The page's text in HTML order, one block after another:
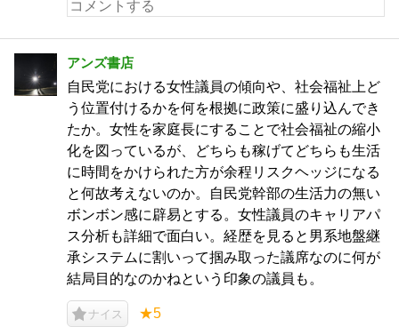
アンズ書店
自民党における女性議員の傾向や、社会福祉上ど
う位置付けるかを何を根拠に政策に盛り込んでき
たか。女性を家庭長にすることで社会福祉の縮小
化を図っているが、どちらも稼げてどちらも生活
に時間をかけられた方が余程リスクヘッジになる
と何故考えないのか。自民党幹部の生活力の無い
ボンボン感に辟易とする。女性議員のキャリアパ
ス分析も詳細で面白い。経歴を見ると男系地盤継
承システムに割いって掴み取った議席なのに何が
結局目的なのかねという印象の議員も。
ナイス ★5